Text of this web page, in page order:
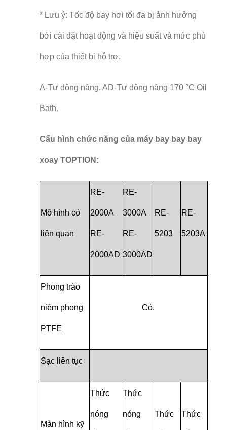
* Lưu ý: Tốc độ bay hơi tối đa bị ảnh hưởng
bởi cài đặt hoạt động và hiệu suất và mức phù
hợp của thiết bị hỗ trợ.
A-Tự động nâng. AD-Tự động nâng 170 °C Oil
Bath.
Cấu hình chức năng của máy bay bay bay
xoay TOPTION:
Mô hình có
liên quan
RE-
2000A
RE-
2000AD
RE-
3000A
RE-
3000AD
RE-
5203
RE-
5203A
Phong trào
niêm phong
PTFE
Có.
Sạc liên tục
Màn hình kỹ
Thức
nóng
Thức
nóng Thức Thức